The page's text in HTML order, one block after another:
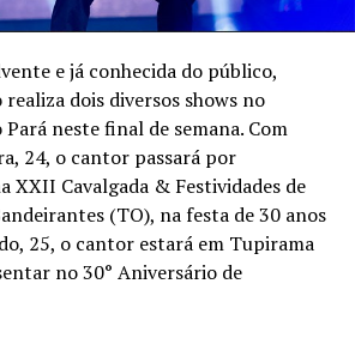
e já conhecida do público,
realiza dois diversos shows no
neste final de semana. Com
24, o cantor passará por
XXII Cavalgada & Festividades de
(TO), na festa de 30 anos
25, o cantor estará em Tupirama
no 30° Aniversário de